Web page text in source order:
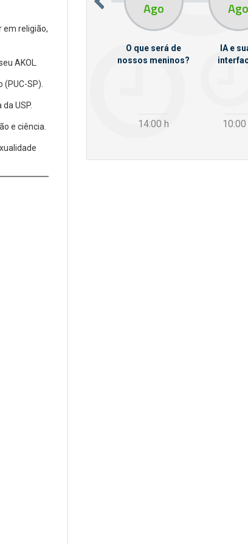
em religião,
AKOL.
SP).
USP.
e ciência.
e
empresas em
Ago
O que será de
nossos meninos?
14:00 h
Ago
IA e
10:00